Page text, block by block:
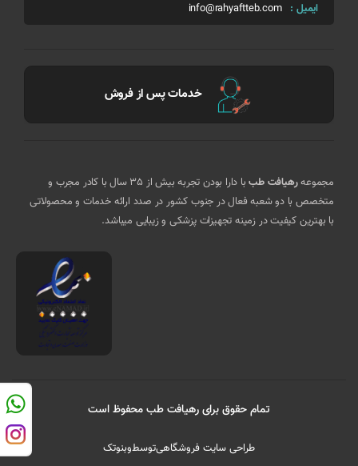
ایمیل : info@rahyaftteb.com
خدمات پس از فروش
مجموعهرهیافت طب
با دارا بودن تجربه بیش از 35 سال با کادر مجرب و
متخصص با دو شعبه فعال در جنوب کشور در صدد ارائه خدمات و محصولاتی
با بهترین کیفیت در زمینه تجهیزات پزشکی و زیبایی میباشد.
تمام حقوق برای رهیافت طب محفوظ است
طراحی سایت فروشگاهیتوسطوبنوتک